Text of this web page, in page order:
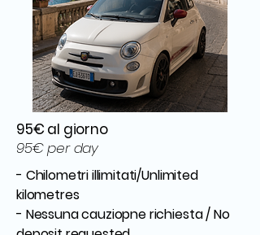
95€ al giorno
95€ per day
- Chilometri illimitati/Unlimited
kilometres
- Nessuna cauziopne richiesta / No